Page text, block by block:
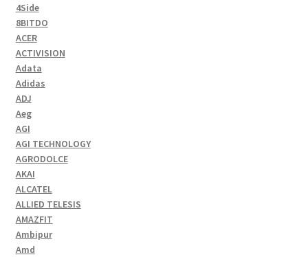
4Side
8BITDO
ACER
ACTIVISION
Adata
Adidas
ADJ
Aeg
AGI
AGI TECHNOLOGY
AGRODOLCE
AKAI
ALCATEL
ALLIED TELESIS
AMAZFIT
Ambipur
Amd